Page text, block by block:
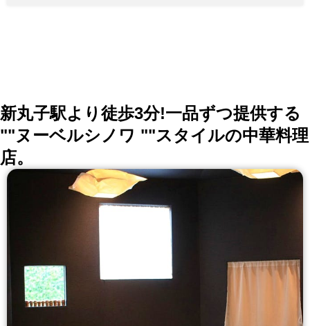
新丸子駅より徒歩3分!一品ずつ提供する
""ヌーベルシノワ ""スタイルの中華料理
店。